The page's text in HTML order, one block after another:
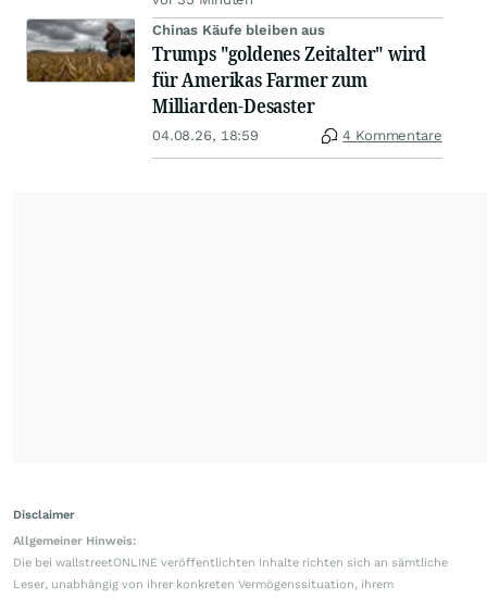
Chinas Käufe bleiben aus
Trumps "goldenes Zeitalter" wird
für Amerikas Farmer zum
Milliarden-Desaster
04.08.26, 18:59 4 Kommentare
Disclaimer
Allgemeiner Hinweis:
Die bei wallstreetONLINE veröffentlichten Inhalte richten sich an sämtliche
Leser, unabhängig von ihrer konkreten Vermögenssituation, ihrem